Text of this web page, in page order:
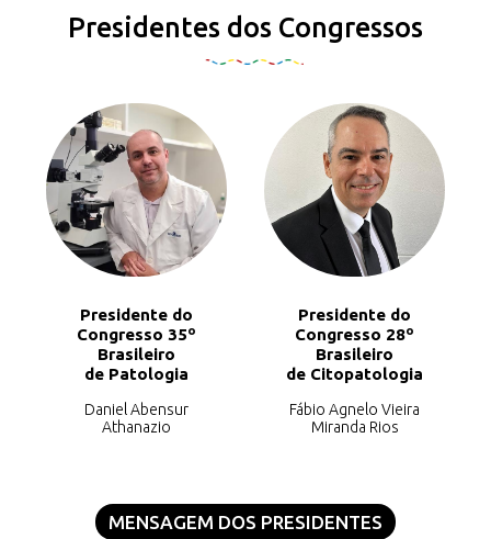
Presidentes dos Congressos
Presidente do
Congresso 35º
Brasileiro
de Patologia
Daniel Abensur
Athanazio
Presidente do
Congresso 28º
Brasileiro
de Citopatologia
Fábio Agnelo Vieira
Miranda Rios
MENSAGEM DOS PRESIDENTES